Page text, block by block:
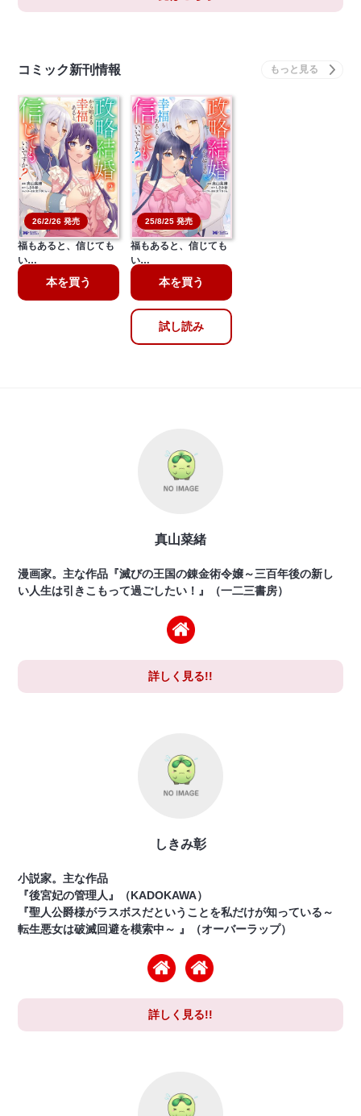
コミック新刊情報
26/2/26 発売
政略結婚から始まる幸
福もあると、信じても
い…
本を買う
25/8/25 発売
政略結婚から始まる幸
福もあると、信じても
い…
本を買う
試し読み
真山菜緒
漫画家。主な作品『滅びの王国の錬金術令嬢～三百年後の新し
い人生は引きこもって過ごしたい！』（一二三書房）
詳しく見る!!
しきみ彰
小説家。主な作品
『後宮妃の管理人』（KADOKAWA）
『聖人公爵様がラスボスだということを私だけが知っている～
転生悪女は破滅回避を模索中～ 』（オーバーラップ）
詳しく見る!!